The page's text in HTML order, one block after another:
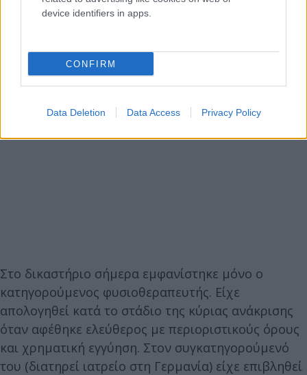
device identifiers in apps.
CONFIRM
Data Deletion Data Access Privacy Policy
Στο δικαστήριο σήμερα εμφανίστηκε μόνο ο
κατηγορούμενος φυσιοθεραπευτής. Είχε
απολογηθεί κατά το στάδιο της κύριας ανάκρισης
όταν αφέθηκε ελεύθερος με περιοριστικούς όρους
και χρηματική εγγύηση. Στον συγκατηγορούμενό
του (διατηρεί ιατρείο στη Γερμανία) είχε επιβληθεί